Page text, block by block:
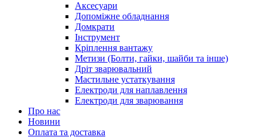
Аксесуари
Допоміжне обладнання
Домкрати
Інструмент
Кріплення вантажу
Метизи (Болти, гайки, шайби та інше)
Дріт зварювальний
Мастильне устаткування
Електроди для наплавлення
Електроди для зварювання
Про нас
Новини
Оплата та доставка